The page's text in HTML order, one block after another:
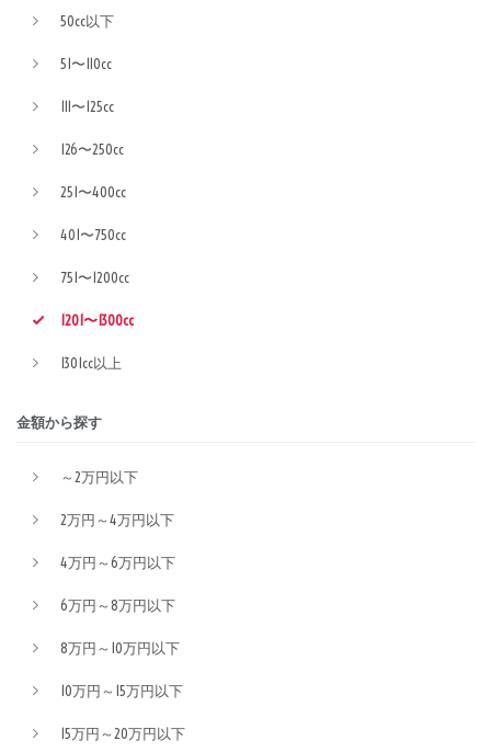
50cc以下
51〜110cc
111〜125cc
126〜250cc
251〜400cc
401〜750cc
751〜1200cc
1201〜1300cc
1301cc以上
金額から探す
～2万円以下
2万円～4万円以下
4万円～6万円以下
6万円～8万円以下
8万円～10万円以下
10万円～15万円以下
15万円～20万円以下